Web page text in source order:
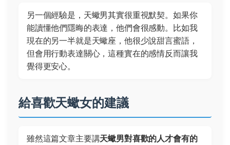
另一個經驗是，天蠍男其實很重視默契。如果你
能讀懂他們隱晦的表達，他們會很感動。比如我
現在的另一半就是天蠍座，他很少說甜言蜜語，
但會用行動表達關心，這種實在的感情反而讓我
覺得更安心。
給喜歡天蠍女的建議
雖然這篇文章主要講天蠍男對喜歡的人才會有的